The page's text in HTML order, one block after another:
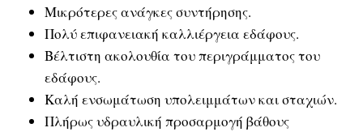
Μικρότερες ανάγκες συντήρησης.
Πολύ επιφανειακή καλλιέργεια εδάφους.
Βέλτιστη ακολουθία του περιγράμματος του
εδάφους.
Καλή ενσωμάτωση υπολειμμάτων και σταχιών.
Πλήρως υδραυλική προσαρμογή βάθους